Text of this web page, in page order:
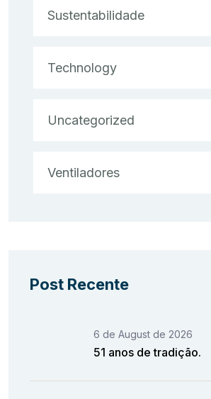
Sustentabilidade
Technology
Uncategorized
Ventiladores
Post Recente
6 de August de 2026
51 anos de tradição.